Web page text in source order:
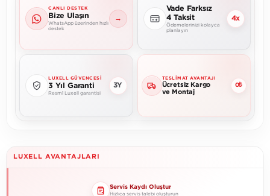
CANLI DESTEK
Bize Ulaşın
WhatsApp üzerinden hızlı
destek
→
Vade Farksız
4 Taksit
Ödemelerinizi kolayca
planlayın
4x
LUXELL GÜVENCESI
3 Yıl Garanti
Resmî Luxell garantisi
3Y
TESLIMAT AVANTAJI
Ücretsiz Kargo
ve Montaj
0₺
LUXELL AVANTAJLARI
Servis Kaydı Oluştur
Hızlıca servis talebi oluşturun